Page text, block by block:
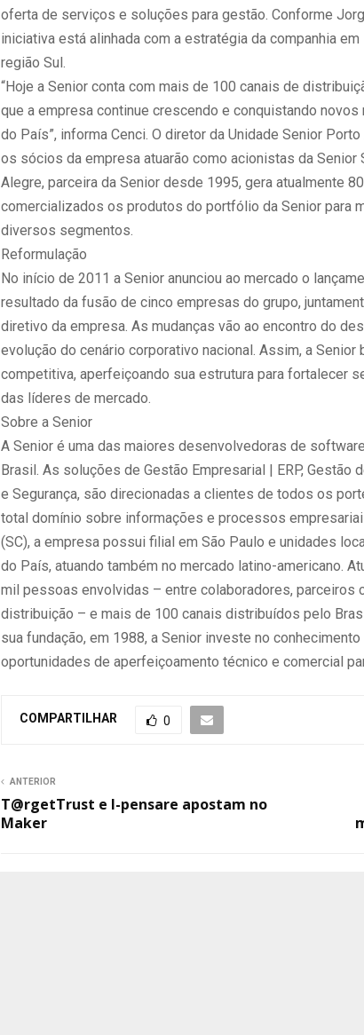
oferta de serviços e soluções para gestão. Conforme
iniciativa está alinhada com a estratégia da companhia
região Sul.
“Hoje a Senior conta com mais de 100 canais de
que a empresa continue crescendo e conquistando
do País”, informa Cenci. O diretor da Unidade Senior
os sócios da empresa atuarão como acionistas da Senior
Alegre, parceira da Senior desde 1995, gera atualmente
comercializados os produtos do portfólio da Senior para
diversos segmentos.
Reformulação
No início de 2011 a Senior anunciou ao mercado o
resultado da fusão de cinco empresas do grupo,
diretivo da empresa. As mudanças vão ao encontro do
evolução do cenário corporativo nacional. Assim, a Senior
competitiva, aperfeiçoando sua estrutura para fortalecer
das líderes de mercado.
Sobre a Senior
A Senior é uma das maiores desenvolvedoras de
Brasil. As soluções de Gestão Empresarial | ERP, Gestão
e Segurança, são direcionadas a clientes de todos os
total domínio sobre informações e processos
(SC), a empresa possui filial em São Paulo e unidades
do País, atuando também no mercado latino-americano.
mil pessoas envolvidas – entre colaboradores, parceiros
distribuição – e mais de 100 canais distribuídos pelo
sua fundação, em 1988, a Senior investe no
oportunidades de aperfeiçoamento técnico e comercial
COMPARTILHAR 0
ANTERIOR
T@rgetTrust e I-pensare apostam no
Maker